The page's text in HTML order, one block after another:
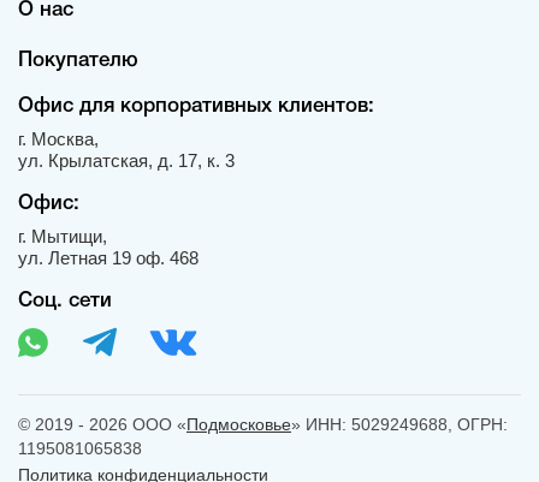
О нас
Покупателю
Офис для корпоративных клиентов:
г. Москва,
ул. Крылатская, д. 17, к. 3
Офис:
г. Мытищи,
ул. Летная 19 оф. 468
Соц. сети
© 2019 - 2026 ООО «Подмосковье» ИНН: 5029249688, ОГРН:
1195081065838
Политика конфиденциальности